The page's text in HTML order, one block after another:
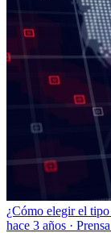
¿Cómo elegir el
hace 3 años ·